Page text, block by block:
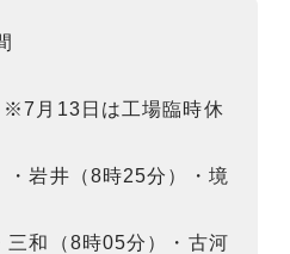
月13日は工場臨時休
岩井（8時25分）・境
三和（8時05分）・古河